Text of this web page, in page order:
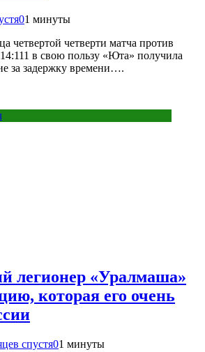
01 минуты
четвертой четверти матча против
в свою пользу «Юта» получила
за задержку времени….
легионер «Уралмаша»
которая его очень
спустя01 минуты